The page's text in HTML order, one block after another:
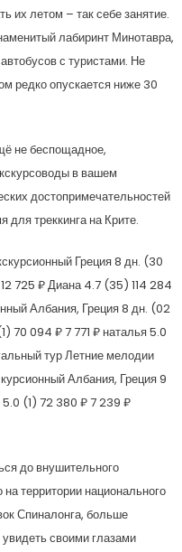
их летом – так себе занятие.
лабиринт Минотавра,
с туристами. Не
редко опускается ниже 30
не беспощадное,
в вашем
достопримечательностей
для треккинга на Крите.
Греция8 дн. (30
12 725 ₽Диана 4.7 (35) 114 284
Албания, Греция8 дн. (02
70 094 ₽7 771 ₽ наталья 5.0
турЛетние мелодии
Албания, Греция9
5.0 (1) 72 380 ₽7 239 ₽
до внушительного
территории национального
Спиналонга, больше
своими глазами